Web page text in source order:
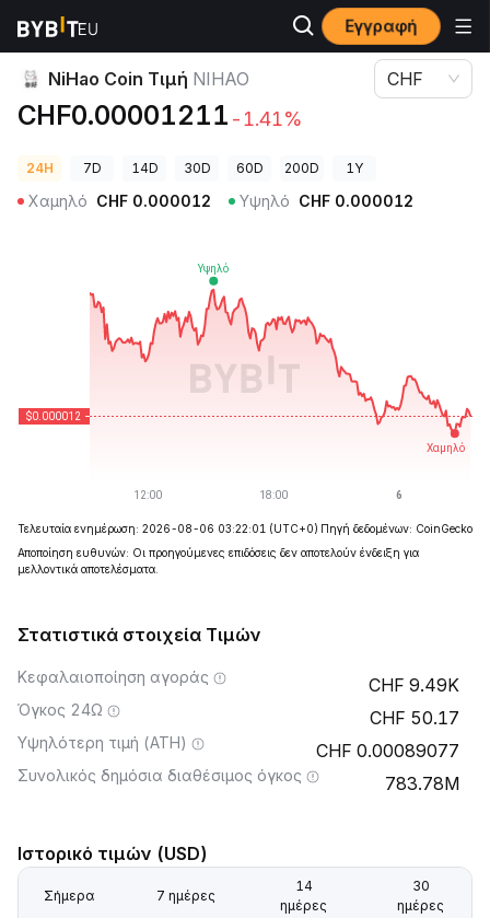
Εγγραφή
Τιμές Κρυπτονομισμάτων NiHao Coin Τιμή NIHAO
NiHao Coin Τιμή NIHAO
CHF0.00001211 -1.41%
CHF
24H 7D 14D 30D 60D 200D 1Y
Χαμηλό CHF 0.000012 Υψηλό CHF 0.000012
Τελευταία ενημέρωση: 2026-08-06 03:22:01 (UTC+0) Πηγή δεδομένων: CoinGecko
Αποποίηση ευθυνών: Οι προηγούμενες επιδόσεις δεν αποτελούν ένδειξη για
μελλοντικά αποτελέσματα.
Στατιστικά στοιχεία Τιμών
Κεφαλαιοποίηση αγοράς 9.49K
Όγκος 24Ω 50.17
Υψηλότερη τιμή (ATH) 0.00089077
Συνολικός δημόσια διαθέσιμος όγκος 783.78M
Ιστορικό τιμών (USD)
Σήμερα 7 ημέρες
14
ημέρες
30
ημέρες